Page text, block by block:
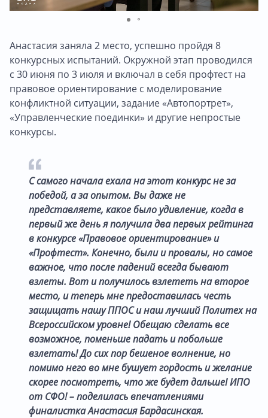
Анастасия заняла 2 место, успешно пройдя 8
конкурсных испытаний. Окружной этап проводился
с 30 июня по 3 июля и включал в себя профтест на
правовое ориентирование с моделирование
конфликтной ситуации, задание «Автопортрет»,
«Управленческие поединки» и другие непростые
конкурсы.
С самого начала ехала на этот конкурс не за
победой, а за опытом. Вы даже не
представляете, какое было удивление, когда в
первый же день я получила два первых рейтинга
в конкурсе «Правовое ориентирование» и
«Профтест». Конечно, были и провалы, но самое
важное, что после падений всегда бывают
взлеты. Вот и получилось взлететь на второе
место, и теперь мне предоставилась честь
защищать нашу ППОС и наш лучший Политех на
Всероссийском уровне! Обещаю сделать все
возможное, поменьше падать и побольше
взлетать! До сих пор бешеное волнение, но
помимо него во мне бушует гордость и желание
скорее посмотреть, что же будет дальше! ИПО
от СФО! – поделилась впечатлениями
финалистка Анастасия Бардасинская.